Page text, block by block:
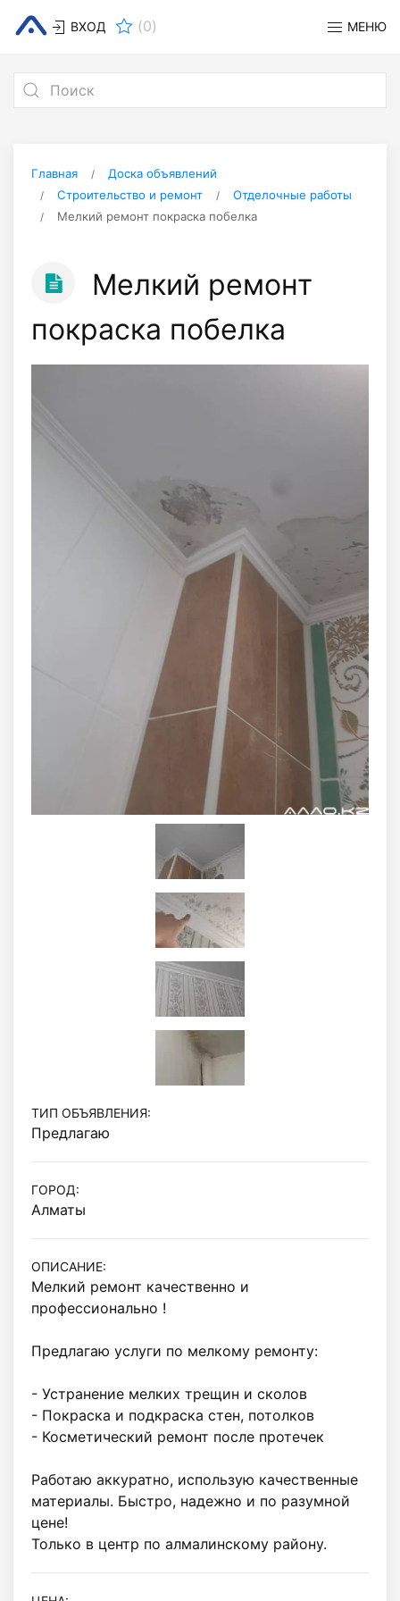
ВХОД (0) МЕНЮ
Главная
Доска объявлений
Строительство и ремонт
Отделочные работы
Мелкий ремонт покраска побелка
Мелкий ремонт
покраска побелка
ТИП ОБЪЯВЛЕНИЯ:
Предлагаю
ГОРОД:
Алматы
ОПИСАНИЕ:
Мелкий ремонт качественно и
профессионально !
Предлагаю услуги по мелкому ремонту:
- Устранение мелких трещин и сколов
- Покраска и подкраска стен, потолков
- Косметический ремонт после протечек
Работаю аккуратно, использую качественные
материалы. Быстро, надежно и по разумной
цене!
Только в центр по алмалинскому району.